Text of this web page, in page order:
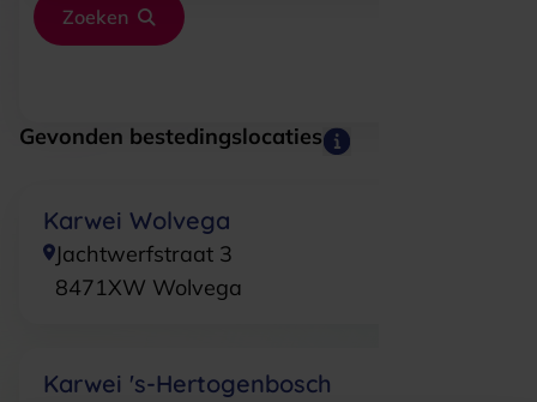
Zoeken
Gevonden bestedingslocaties
Karwei Wolvega
Jachtwerfstraat 3
8471XW Wolvega
Karwei 's-Hertogenbosch